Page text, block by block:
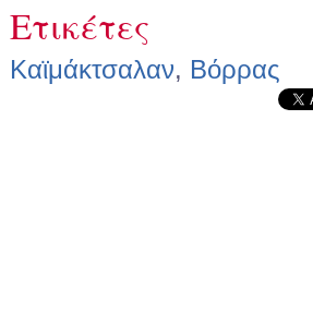
Ετικέτες
Καϊμάκτσαλαν, Βόρρας